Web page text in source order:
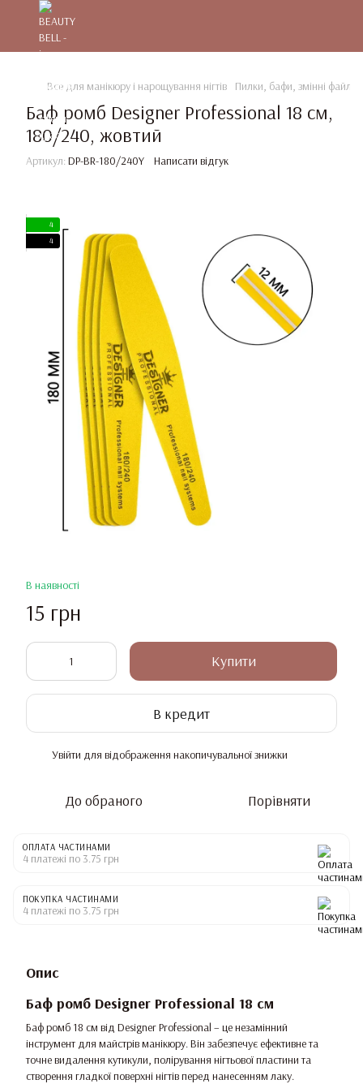
Все для манікюру і нарощування нігтів Пилки, бафи, змінні файли
Баф ромб Designer Professional 18 см,
180/240, жовтий
Артикул: DP-BR-180/240Y Написати відгук
4
4
В наявності
15 грн
Купити
В кредит
Увійти для відображення накопичувальної знижки
До обраного Порівняти
ОПЛАТА ЧАСТИНАМИ
4 платежі по 3.75 грн
ПОКУПКА ЧАСТИНАМИ
4 платежі по 3.75 грн
Опис
Баф ромб Designer Professional 18 см
Баф ромб 18 см від Designer Professional – це незамінний
інструмент для майстрів манікюру. Він забезпечує ефективне та
точне видалення кутикули, полірування нігтьової пластини та
створення гладкої поверхні нігтів перед нанесенням лаку.